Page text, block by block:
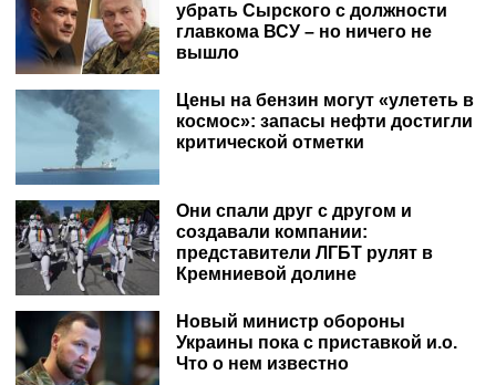
убрать Сырского с должности
главкома ВСУ – но ничего не
вышло
Цены на бензин могут «улететь в
космос»: запасы нефти достигли
критической отметки
Они спали друг с другом и
создавали компании:
представители ЛГБТ рулят в
Кремниевой долине
Новый министр обороны
Украины пока с приставкой и.о.
Что о нем известно